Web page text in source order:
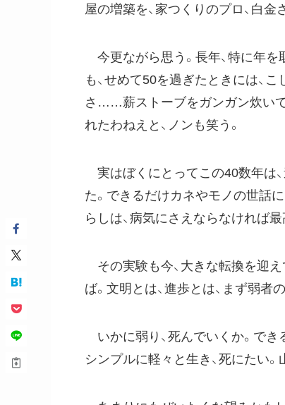
屋の増築を、家つくりのプロ、白
今更ながら思う。長年、特に年を
も、せめて50を過ぎたときには、
さ……薪ストーブをガンガン炊いて
れたわねえと、ノンも笑う。
実はぼくにとってこの40数年は
た。できるだけカネやモノの世話
らしは、病気にさえならなければ
その実験も今、大きな転換を迎え
ば。文明とは、進歩とは、まず弱者
いかに弱り、死んでいくか。でき
シンプルに軽々と生き、死にたい